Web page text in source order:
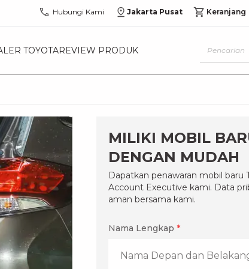
Hubungi Kami Jakarta Pusat Keranjang
TOYOTAREVIEW PRODUK
MILIKI MOBIL
DENGAN MUDAH
Dapatkan penawaran mobil baru
Account Executive kami. Data
aman bersama kami.
Nama Lengkap *